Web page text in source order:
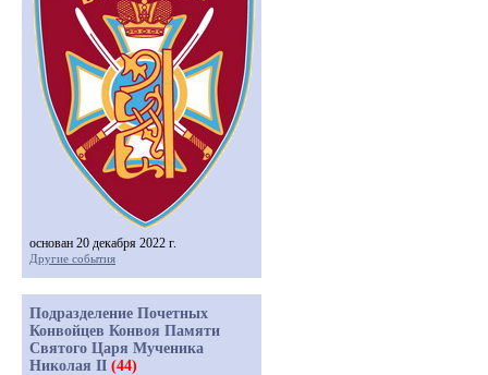
основан 20 декабря 2022 г.
Другие события
Подразделение Почетных
Конвойцев Конвоя Памяти
Святого Царя Мученика
Николая II (44)